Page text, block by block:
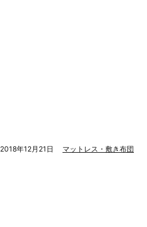
2018年12月21日 マットレス・敷き布団